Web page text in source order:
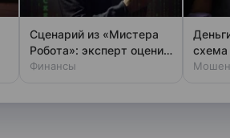
Сценарий из «Мистера
Робота»: эксперт оценил
шансы хакеров
Финансы
схема